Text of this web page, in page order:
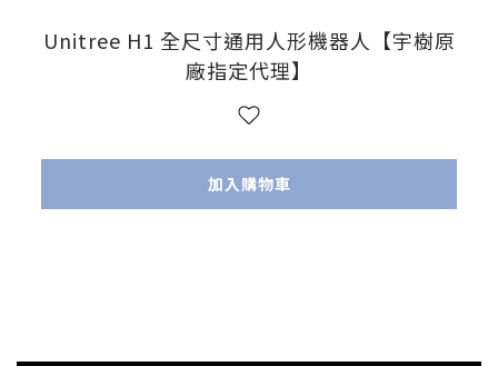
Unitree H1 全尺寸通用人形機器人【宇樹原
廠指定代理】
加入購物車